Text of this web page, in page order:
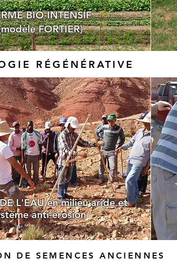
BIO-INTENSIF
FORTIER)
RÉGÉNÉRATIVE
L'EAU en milieu aride et
anti-érosion
DE SEMENCES ANCIENNES